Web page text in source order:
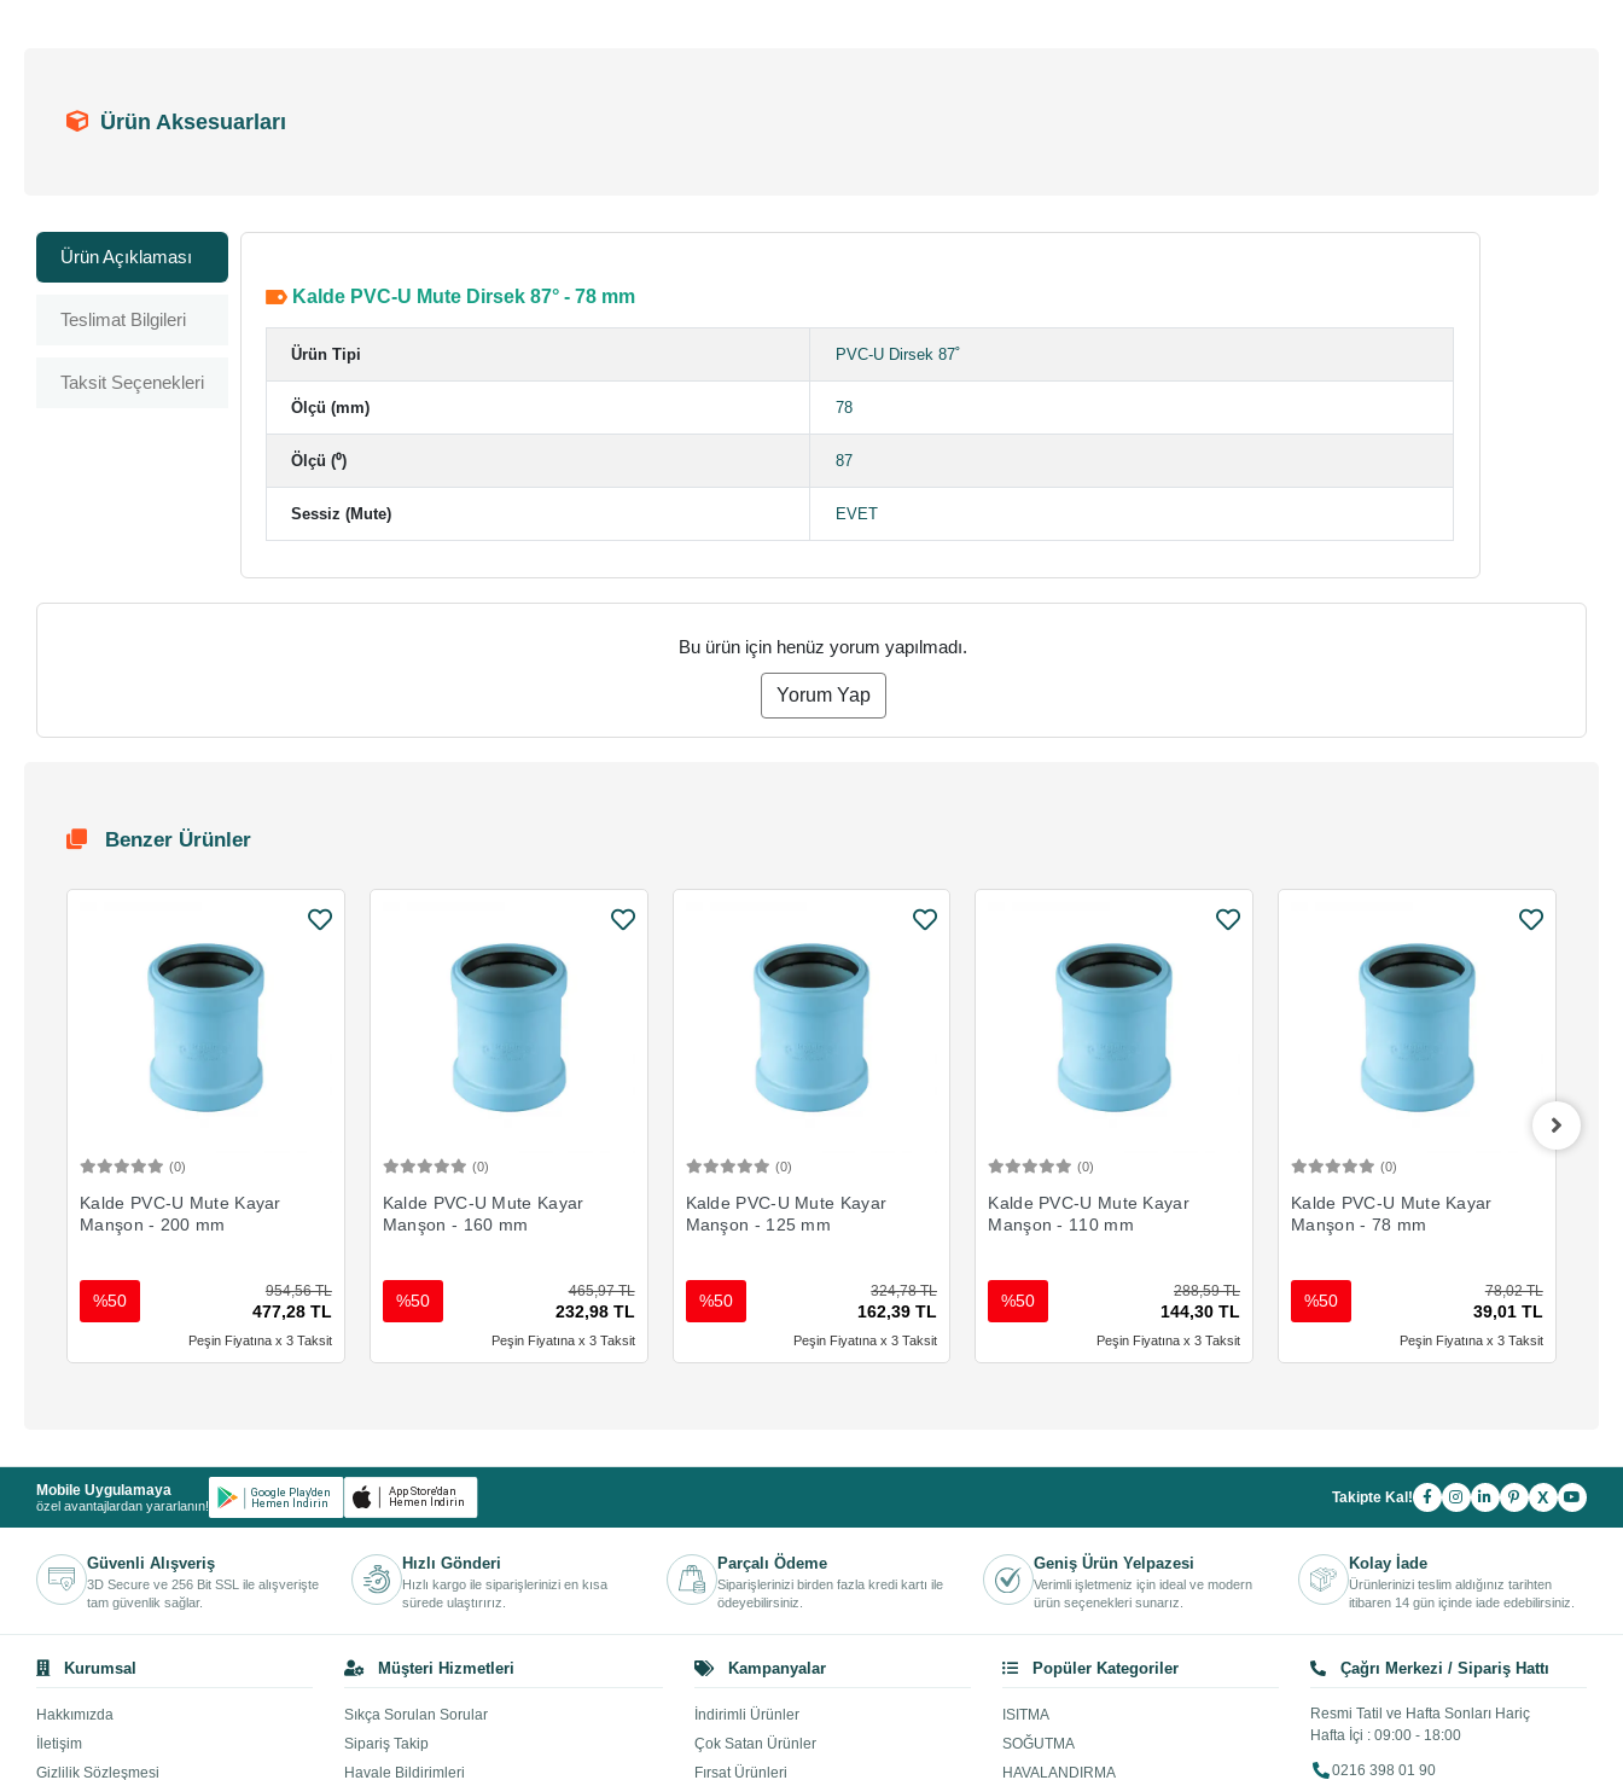
Ürün Aksesuarları
Ürün Açıklaması
Teslimat Bilgileri
Taksit Seçenekleri
Kalde PVC-U Mute Dirsek 87° - 78 mm
Ürün Tipi PVC-U Dirsek 87˚
Ölçü (mm) 78
Ölçü (⁰) 87
Sessiz (Mute) EVET
Bu ürün için henüz yorum yapılmadı.
Yorum Yap
Benzer Ürünler
(0)
Kalde PVC-U Mute Kayar
Manşon - 200 mm
954,56 TL
477,28 TL
%50
Peşin Fiyatına x 3 Taksit
(0)
Kalde PVC-U Mute Kayar
Manşon - 160 mm
465,97 TL
232,98 TL
%50
Peşin Fiyatına x 3 Taksit
(0)
Kalde PVC-U Mute Kayar
Manşon - 125 mm
324,78 TL
162,39 TL
%50
Peşin Fiyatına x 3 Taksit
(0)
Kalde PVC-U Mute Kayar
Manşon - 110 mm
288,59 TL
144,30 TL
%50
Peşin Fiyatına x 3 Taksit
(0)
Kalde PVC-U Mute Kayar
Manşon - 78 mm
78,02 TL
39,01 TL
%50
Peşin Fiyatına x 3 Taksit
Mobile Uygulamaya
özel avantajlardan yararlanın! Takipte Kal! X
Güvenli Alışveriş
3D Secure ve 256 Bit SSL ile alışverişte
tam güvenlik sağlar.
Hızlı Gönderi
Hızlı kargo ile siparişlerinizi en kısa
sürede ulaştırırız.
Parçalı Ödeme
Siparişlerinizi birden fazla kredi kartı ile
ödeyebilirsiniz.
Geniş Ürün Yelpazesi
Verimli işletmeniz için ideal ve modern
ürün seçenekleri sunarız.
Kolay İade
Ürünlerinizi teslim aldığınız tarihten
itibaren 14 gün içinde iade edebilirsiniz.
Kurumsal
Hakkımızda
İletişim
Gizlilik Sözleşmesi
Müşteri Hizmetleri
Sıkça Sorulan Sorular
Sipariş Takip
Havale Bildirimleri
Kampanyalar
İndirimli Ürünler
Çok Satan Ürünler
Fırsat Ürünleri
Popüler Kategoriler
ISITMA
SOĞUTMA
HAVALANDIRMA
Çağrı Merkezi / Sipariş Hattı
Resmi Tatil ve Hafta Sonları Hariç
Hafta İçi : 09:00 - 18:00
0216 398 01 90